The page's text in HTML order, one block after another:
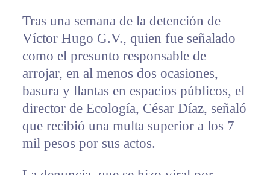
Tras una semana de la detención de
Víctor Hugo G.V., quien fue señalado
como el presunto responsable de
arrojar, en al menos dos ocasiones,
basura y llantas en espacios públicos, el
director de Ecología, César Díaz, señaló
que recibió una multa superior a los 7
mil pesos por sus actos.